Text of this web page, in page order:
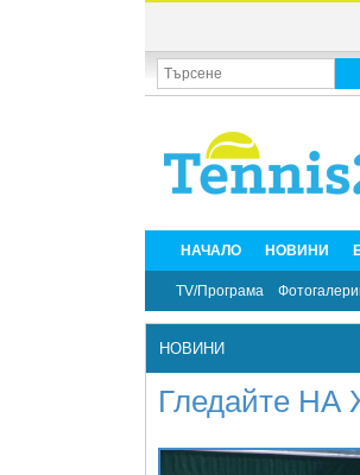
НАЧАЛО НОВИНИ
TV/Програма
НОВИНИ
Гледайте НА